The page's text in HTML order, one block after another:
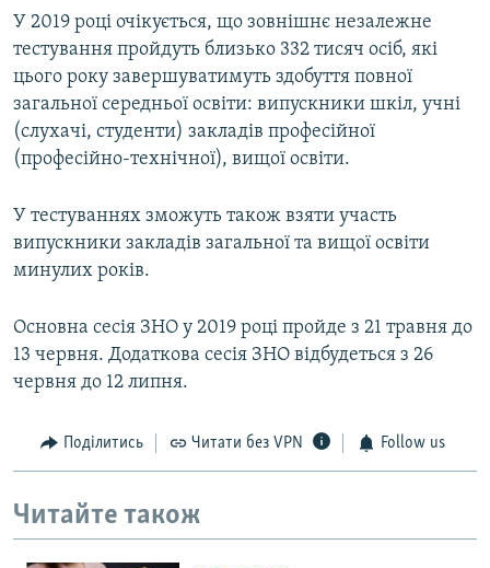
У 2019 році очікується, що зовнішнє незалежне
тестування пройдуть близько 332 тисяч осіб, які
цього року завершуватимуть здобуття повної
загальної середньої освіти: випускники шкіл, учні
(слухачі, студенти) закладів професійної
(професійно-технічної), вищої освіти.
У тестуваннях зможуть також взяти участь
випускники закладів загальної та вищої освіти
минулих років.
Основна сесія ЗНО у 2019 році пройде з 21 травня до
13 червня. Додаткова сесія ЗНО відбудеться з 26
червня до 12 липня.
Поділитись Читати без VPN Follow us
Читайте також